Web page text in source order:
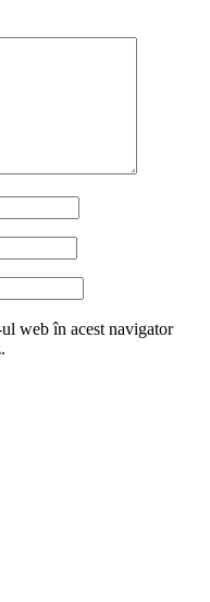
web în acest navigator